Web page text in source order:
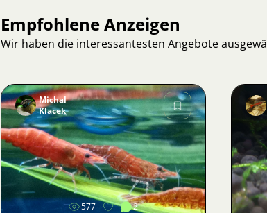
Empfohlene Anzeigen
Wir haben die interessantesten Angebote
Bild
Michal
Klacek
577 2